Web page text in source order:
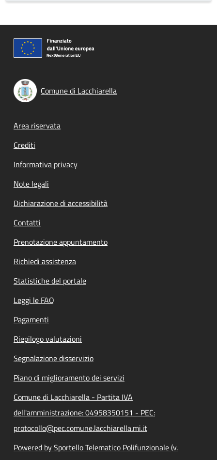
Comune di Lacchiarella
Footer menu
Area riservata
Crediti
Informativa privacy
Note legali
Dichiarazione di accessibilità
Contatti
Prenotazione appuntamento
Richiedi assistenza
Statistiche del portale
Leggi le FAQ
Pagamenti
Riepilogo valutazioni
Segnalazione disservizio
Piano di miglioramento dei servizi
Comune di Lacchiarella - Partita IVA
dell'amministrazione: 04958350151 - PEC:
protocollo@pec.comune.lacchiarella.mi.it
Powered by Sportello Telematico Polifunzionale (v.